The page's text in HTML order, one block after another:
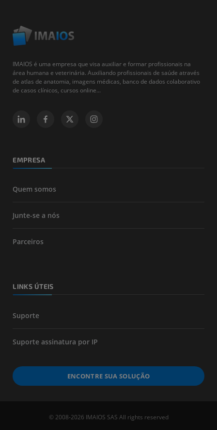
IMAIOS é uma empresa que visa auxiliar e formar profissionais na
área humana e veterinária. Auxiliando profissionais de saúde através
de atlas de anatomia, imagens médicas, banco de dados colaborativo
de casos clínicos, cursos online...
EMPRESA
Quem somos
Junte-se a nós
Parceiros
LINKS ÚTEIS
Suporte
Suporte assinatura por IP
ENCONTRE SUA SOLUÇÃO
© 2008-2026 IMAIOS SAS All rights reserved